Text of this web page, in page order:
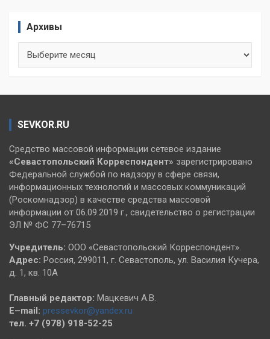
Архивы
SEVKOR.RU
Средство массовой информации сетевое издание
«Севастопольский Корреспондент» зарегистрировано
Федеральной службой по надзору в сфере связи,
информационных технологий и массовых коммуникаций
(Роскомнадзор) в качестве средства массовой
информации от 06.09.2019 г., свидетельство о регистрации
ЭЛ № ФС 77–76715
Учредитель: ООО «Севастопольский Корреспондент».
Адрес: Россия, 299011, г. Севастополь, ул. Василия Кучера,
д. 1, кв. 10А
Главный редактор: Мацкевич А.В.
E–mail: pressevkor@yandex.ru
тел. +7 (978) 918-52-25